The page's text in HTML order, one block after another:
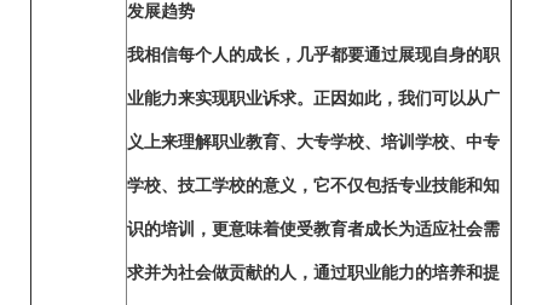
发展趋势
我相信每个人的成长，几乎都要通过展现自身的职
业能力来实现职业诉求。正因如此，我们可以从广
义上来理解职业教育、大专学校、培训学校、中专
学校、技工学校的意义，它不仅包括专业技能和知
识的培训，更意味着使受教育者成长为适应社会需
求并为社会做贡献的人，通过职业能力的培养和提